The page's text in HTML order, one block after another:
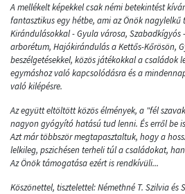
A mellékelt képekkel csak némi betekintést
fantasztikus egy hétbe, ami az Önök
Kirándulásokkal - Gyula városa, Szabadkígyós
arborétum, Hajókirándulás a Kettős-Kőrösön,
beszélgetésekkel, közös játékokkal a családok
egymáshoz való kapcsolódásra és a
való kilépésre.
Az együtt eltöltött közös élmények, a "fél
nagyon gyógyító hatású tud lenni. És erről be
Azt már többször megtapasztaltuk, hogy a
lelkileg, pszichésen terheli túl a családokat,
Az Önök támogatása ezért is rendkívüli...
Köszönettel, tisztelettel: Némethné T. Szilvia és